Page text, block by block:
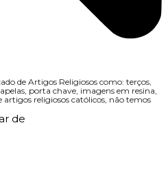
de Artigos Religiosos como: terços,
porta chave, imagens em resina,
religiosos católicos, não temos
de